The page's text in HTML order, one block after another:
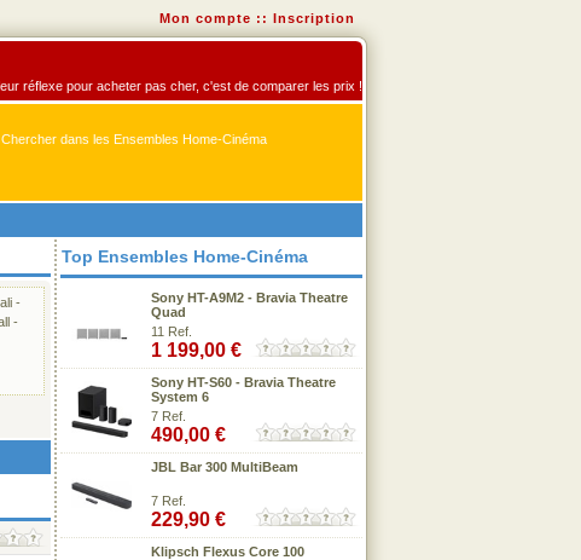
Mon compte :: Inscription
réflexe pour acheter pas cher, c'est de comparer les prix !
Chercher dans les Ensembles Home-Cinéma
-
-
Top Ensembles Home-Cinéma
Sony HT-A9M2 - Bravia Theatre
Quad
11 Ref.
1 199,00 €
Sony HT-S60 - Bravia Theatre
System 6
7 Ref.
490,00 €
JBL Bar 300 MultiBeam
7 Ref.
229,90 €
Klipsch Flexus Core 100